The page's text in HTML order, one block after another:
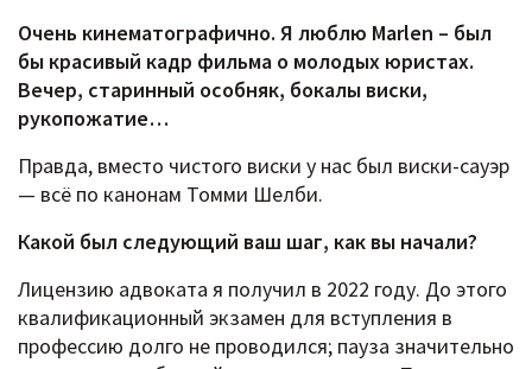
Очень кинематографично. Я люблю Marlen – был
бы красивый кадр фильма о молодых юристах.
Вечер, старинный особняк, бокалы виски,
рукопожатие…
Правда, вместо чистого виски у нас был виски-сауэр
— всё по канонам Томми Шелби.
Какой был следующий ваш шаг, как вы начали?
Лицензию адвоката я получил в 2022 году. До этого
квалификационный экзамен для вступления в
профессию долго не проводился; пауза значительно